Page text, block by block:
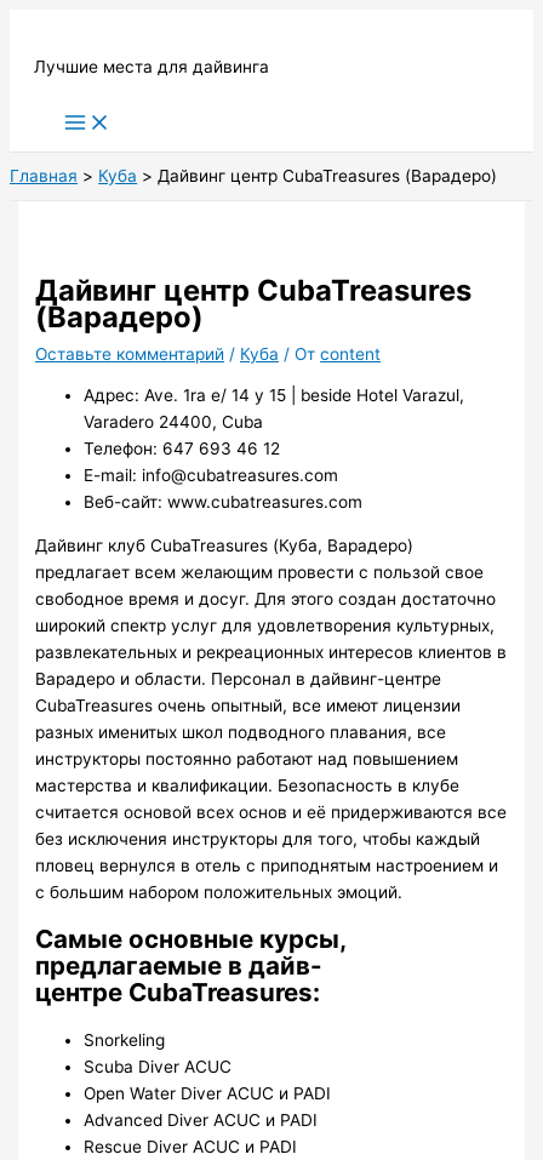
содержимому
Лучшие места для дайвинга
Main
Menu
Главная Куба Дайвинг центр CubaTreasures (Варадеро)
Дайвинг центр CubaTreasures
(Варадеро)
Оставьте комментарий / Куба / Отcontent
Адрес: Ave. 1ra e/ 14 y 15 | beside Hotel Varazul,
Varadero 24400, Cuba
Телефон: 647 693 46 12
E-mail: info@cubatreasures.com
Веб-сайт: www.cubatreasures.com
Дайвинг клуб CubaTreasures (Куба, Варадеро)
предлагает всем желающим провести с пользой свое
свободное время и досуг. Для этого создан достаточно
широкий спектр услуг для удовлетворения культурных,
развлекательных и рекреационных интересов клиентов в
Варадеро и области. Персонал в дайвинг-центре
CubaTreasures очень опытный, все имеют лицензии
разных именитых школ подводного плавания, все
инструкторы постоянно работают над повышением
мастерства и квалификации. Безопасность в клубе
считается основой всех основ и её придерживаются все
без исключения инструкторы для того, чтобы каждый
пловец вернулся в отель с приподнятым настроением и
с большим набором положительных эмоций.
Самые основные курсы,
предлагаемые в дайв-
центре CubaTreasures:
Snorkeling
Scuba Diver ACUC
Open Water Diver ACUC и PADI
Advanced Diver ACUC и PADI
Rescue Diver ACUC и PADI